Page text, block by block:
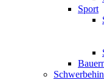
Sport